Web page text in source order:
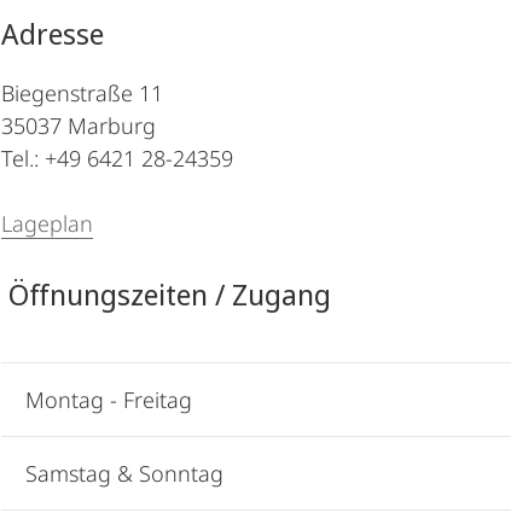
Adresse
Biegenstraße 11
35037 Marburg
Tel.: +49 6421 28-24359
Lageplan
Öffnungszeiten / Zugang
Montag - Freitag
Samstag & Sonntag